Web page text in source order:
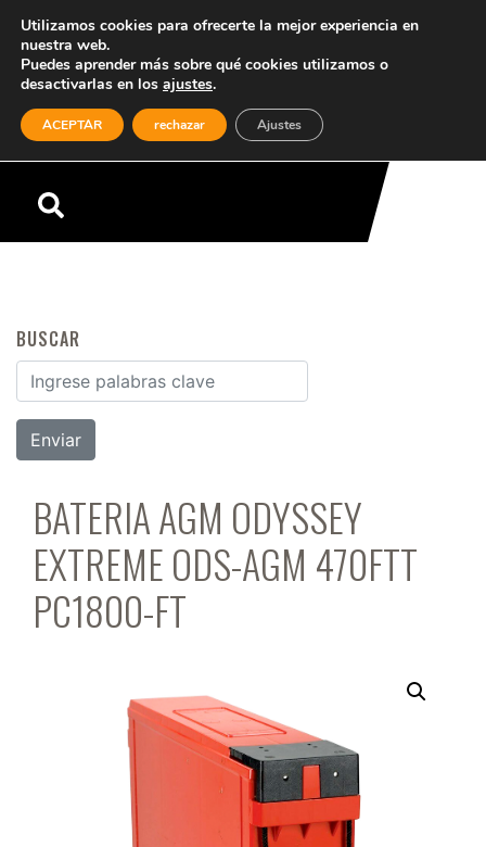
Menú
BUSCAR
Buscar por:
BATERIA AGM ODYSSEY
EXTREME ODS-AGM 470FTT
PC1800-FT
Utilizamos cookies para ofrecerte la mejor experiencia en
nuestra web.
Puedes aprender más sobre qué cookies utilizamos o
desactivarlas en los ajustes.
ACEPTAR rechazar Ajustes